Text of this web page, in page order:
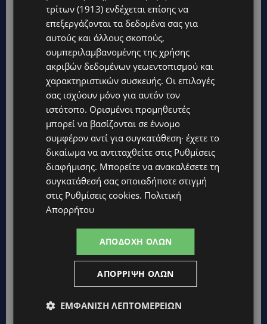
Topics
UPDATES
ΛΑΤΣΙΑ-ΓΕΡΙ: Στο επίκεντρο η δημιουργία δομών για
ασυνόδευτους ανήλικους – Αντιδρά ο Δήμος, στηρίζει υπό
προϋποθέσεις το Κίνημα Οικολόγων
UPDATES
ΣΤΟ «ΚΟΚΚΙΝΟ» Η ΖΕΣΤΗ: Νέα κίτρινη προειδοποίηση και
40άρια στο εσωτερικό
ΛΕΜΕΣΟΣ: Μάχη για τη ζωή του δίνει 18χρονος – Βρέθηκε
βαριά τραυματισμένος δίπλα από το ηλεκτρικό του
ποδήλατο
«ENOLA GAY»: Το τραγούδι που κράτησε ζωντανή τη μνήμη
της Χιροσίμα – 81 χρόνια από τη μέρα που άλλαξε την
PERNERA BEACH HOTEL: Εκλεκτές παρουσίες στα 50 χρόνια
ενός ιστορικού ξενοδοχείου-Ποιους είδαμε
τρίτων (1913) ενδέχεται επίσης να
επεξεργάζονται τα δεδομένα σας για
αυτούς και άλλους σκοπούς,
συμπεριλαμβανομένης της χρήσης
ακριβών δεδομένων γεωεντοπισμού και
χαρακτηριστικών συσκευής. Οι επιλογές
σας ισχύουν μόνο για αυτόν τον
ιστότοπο. Ορισμένοι προμηθευτές
μπορεί να βασίζονται σε έννομο
συμφέρον αντί για συγκατάθεση· έχετε το
δικαίωμα να αντιταχθείτε στις Ρυθμίσεις
διαφήμισης. Μπορείτε να ανακαλέσετε τη
συγκατάθεσή σας οποιαδήποτε στιγμή
στις Ρυθμίσεις cookies. Πολιτική
Απορρήτου
ΑΠΟΔΟΧΉ ΌΛΩΝ
ΑΠΌΡΡΙΨΗ ΌΛΩΝ
ΕΜΦΆΝΙΣΗ ΛΕΠΤΟΜΕΡΕΙΏΝ